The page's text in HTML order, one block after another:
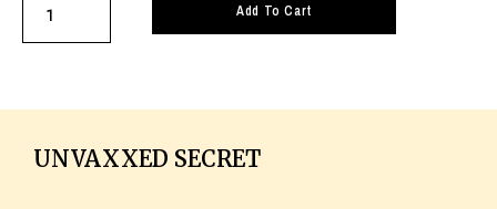
Add To Cart
UNVAXXED SECRET